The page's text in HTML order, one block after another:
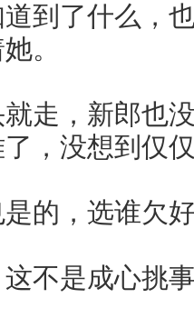
到了什么，
。
走，新郎也
，没想到仅
是的，选谁欠
不是成心挑